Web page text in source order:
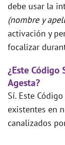
debe usar la
(nombre y
activación y
focalizar
¿Este
Agesta?
Sí. Este
existentes en
canalizados